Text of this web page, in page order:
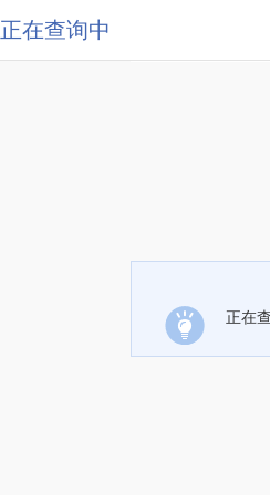
正在查询中
正在